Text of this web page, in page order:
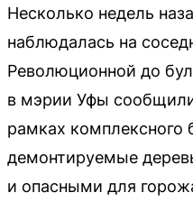
Несколько недель
наблюдалась на
Революционной до
в мэрии Уфы
рамках комплексного
демонтируемые
и опасными для